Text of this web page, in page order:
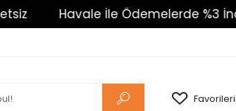
Havale İle Ödemelerde %3 İndirim.